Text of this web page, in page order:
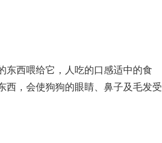
西喂给它，人吃的口感适中的食
西，会使狗狗的眼睛、鼻子及毛发受